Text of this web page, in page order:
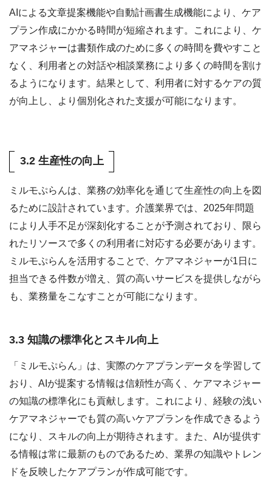
AIによる文章提案機能や自動計画書生成機能により、ケア
プラン作成にかかる時間が短縮されます。これにより、ケ
アマネジャーは書類作成のために多くの時間を費やすこと
なく、利用者との対話や相談業務により多くの時間を割け
るようになります。結果として、利用者に対するケアの質
が向上し、より個別化された支援が可能になります。
3.2 生産性の向上
ミルモぷらんは、業務の効率化を通じて生産性の向上を図
るために設計されています。介護業界では、2025年問題
により人手不足が深刻化することが予測されており、限ら
れたリソースで多くの利用者に対応する必要があります。
ミルモぷらんを活用することで、ケアマネジャーが1日に
担当できる件数が増え、質の高いサービスを提供しながら
も、業務量をこなすことが可能になります。
3.3 知識の標準化とスキル向上
「ミルモぷらん」は、実際のケアプランデータを学習して
おり、AIが提案する情報は信頼性が高く、ケアマネジャー
の知識の標準化にも貢献します。これにより、経験の浅い
ケアマネジャーでも質の高いケアプランを作成できるよう
になり、スキルの向上が期待されます。また、AIが提供す
る情報は常に最新のものであるため、業界の知識やトレン
ドを反映したケアプランが作成可能です。